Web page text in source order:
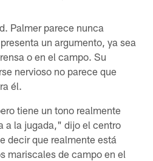
Palmer parece nunca
un argumento, ya sea
o en el campo. Su
nervioso no parece que
él.
tiene un tono realmente
a la jugada," dijo el centro
decir que realmente está
mariscales de campo en el